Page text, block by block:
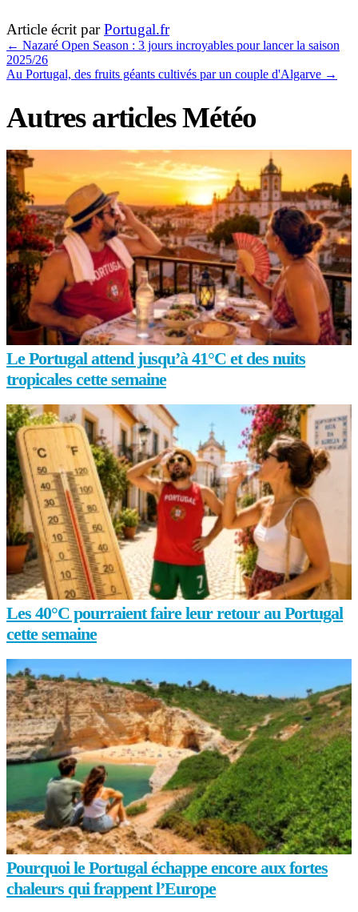
Article écrit parPortugal.fr
← Nazaré Open Season : 3 jours incroyables pour lancer la saison
2025/26
Au Portugal, des fruits géants cultivés par un couple d'Algarve →
Autres articles Météo
Le Portugal attend jusqu’à 41°C et des nuits
tropicales cette semaine
Les 40°C pourraient faire leur retour au Portugal
cette semaine
Pourquoi le Portugal échappe encore aux fortes
chaleurs qui frappent l’Europe